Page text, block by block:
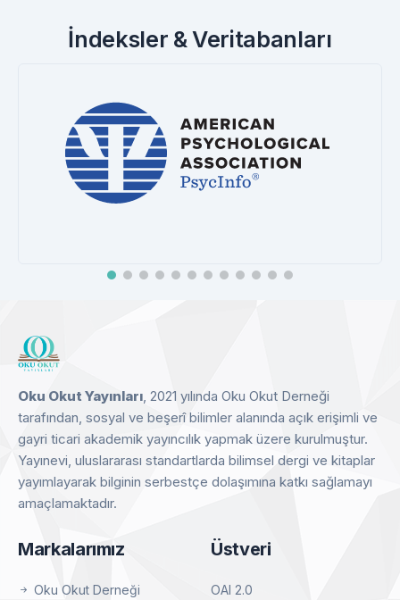
İndeksler & Veritabanları
Oku Okut Yayınları, 2021 yılında Oku Okut Derneği
tarafından, sosyal ve beşerî bilimler alanında açık erişimli ve
gayri ticari akademik yayıncılık yapmak üzere kurulmuştur.
Yayınevi, uluslararası standartlarda bilimsel dergi ve kitaplar
yayımlayarak bilginin serbestçe dolaşımına katkı sağlamayı
amaçlamaktadır.
Markalarımız
Oku Okut Derneği
Üstveri
OAI 2.0